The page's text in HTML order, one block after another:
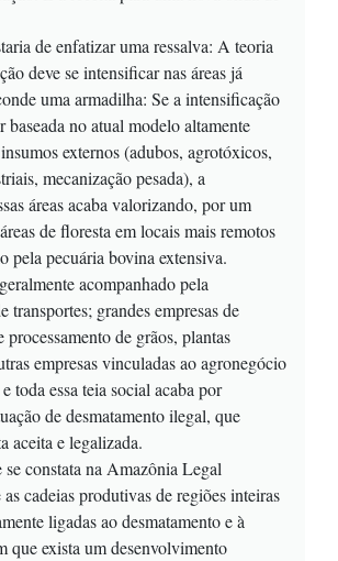
de enfatizar uma ressalva: A teoria
deve se intensificar nas áreas já
uma armadilha: Se a intensificação
baseada no atual modelo altamente
externos (adubos, agrotóxicos,
mecanização pesada), a
áreas acaba valorizando, por um
de floresta em locais mais remotos
pela pecuária bovina extensiva.
acompanhado pela
transportes; grandes empresas de
processamento de grãos, plantas
empresas vinculadas ao agronegócio
toda essa teia social acaba por
de desmatamento ilegal, que
aceita e legalizada.
se constata na Amazônia Legal
cadeias produtivas de regiões inteiras
ligadas ao desmatamento e à
que exista um desenvolvimento